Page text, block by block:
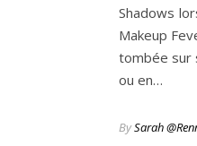
Shadows
Makeup
tombée sur
ou en…
BySarah